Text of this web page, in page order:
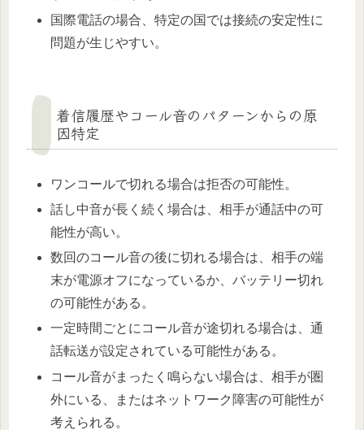
国際電話の場合、特定の国では接続の安定性に
問題が生じやすい。
着信履歴やコール音のパターンからの原
因特定
ワンコールで切れる場合は拒否の可能性。
話し中音が長く続く場合は、相手が通話中の可
能性が高い。
数回のコール音の後に切れる場合は、相手の端
末が電源オフになっているか、バッテリー切れ
の可能性がある。
一定時間ごとにコール音が途切れる場合は、通
話転送が設定されている可能性がある。
コール音がまったく鳴らない場合は、相手が圏
外にいる、またはネットワーク障害の可能性が
考えられる。